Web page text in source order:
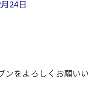
24日
ンをよろしくお願いい